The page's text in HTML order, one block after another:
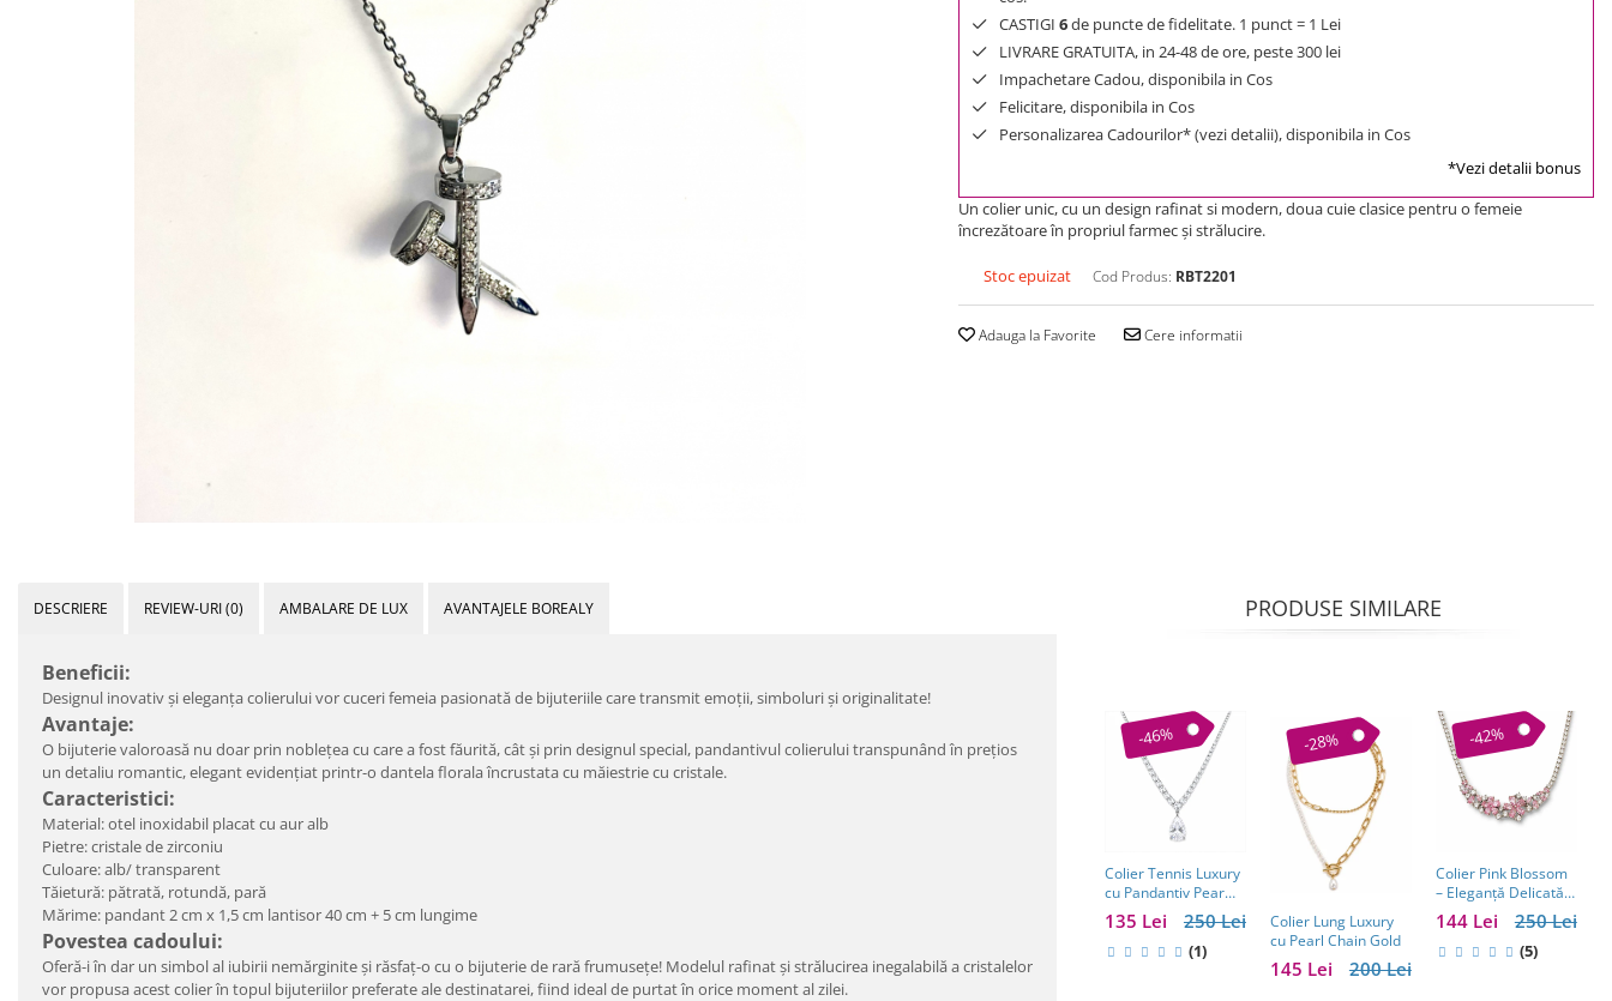
CASTIGI 6de puncte de fidelitate. 1 punct = 1 Lei
LIVRARE GRATUITA, in 24-48 de ore, peste 300 lei
Impachetare Cadou, disponibila in Cos
Felicitare, disponibila in Cos
Personalizarea Cadourilor* (vezi detalii), disponibila in Cos
*Vezi detalii bonus
Un colier unic, cu un design rafinat si modern, doua cuie clasice pentru o femeie
încrezătoare în propriul farmec și strălucire.
Stoc epuizat Cod Produs: RBT2201
Adauga la Favorite Cere informatii
DESCRIERE REVIEW-URI(0) AMBALARE DE LUX AVANTAJELE BOREALY
Beneficii:
Designul inovativ şi eleganţa colierului vor cuceri femeia pasionată de bijuteriile care transmit emoţii, simboluri şi originalitate!
Avantaje:
O bijuterie valoroasă nu doar prin nobleţea cu care a fost făurită, cât şi prin designul special, pandantivul colierului transpunând în preţios
un detaliu romantic, elegant evidenţiat printr-o dantela florala încrustata cu măiestrie cu cristale.
Caracteristici:
Material: otel inoxidabil placat cu aur alb
Pietre: cristale de zirconiu
Culoare: alb/ transparent
Tăietură: pătrată, rotundă, pară
Mărime: pandant 2 cm x 1,5 cm lantisor 40 cm + 5 cm lungime
Povestea cadoului:
Oferă-i în dar un simbol al iubirii nemărginite şi răsfaţ-o cu o bijuterie de rară frumuseţe! Modelul rafinat și strălucirea inegalabilă a cristalelor
vor propusa acest colier în topul bijuteriilor preferate ale destinatarei, fiind ideal de purtat în orice moment al zilei.
PRODUSE SIMILARE
-46%
Colier Tennis Luxury
cu Pandantiv Pear
Cut – Eleganță
Atemporală 250 Lei
135 Lei
(1)
-28%
Colier Lung Luxury
cu Pearl Chain Gold
200 Lei
145 Lei
-42%
Colier Pink Blossom
– Eleganță Delicată
cu Cristale Roz250 Lei
144 Lei
(5)